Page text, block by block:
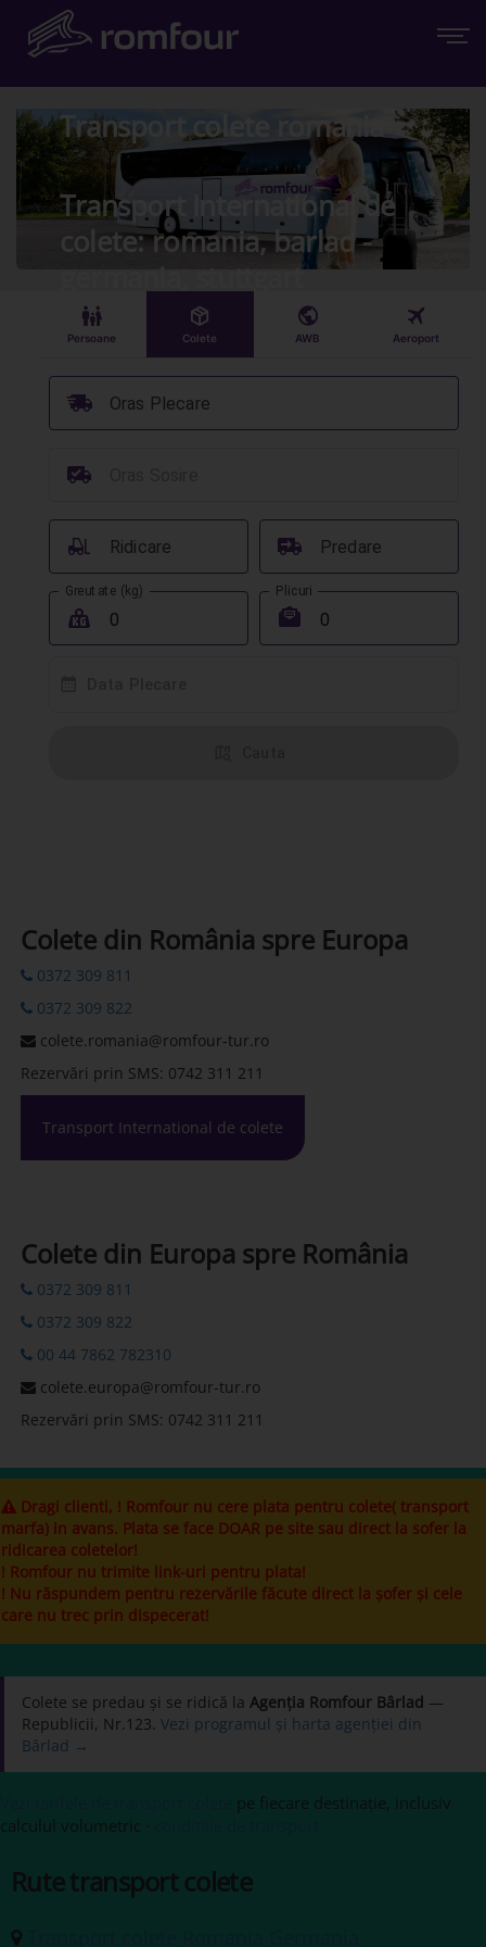
Transport colete romania
Transport International de
colete: romania, barlad -
germania, stuttgart
󱠣
Persoane
󰏗
Colete
󰇧
AWB
󰀝
Aeroport
Oras Plecare
󰞈
󰳔
Ridicare
󰟉 Predare
󰔾
Greutate (kg)
󰖢
Plicuri
󰾱
Colete din România spre Europa
0372 309 811
0372 309 822
colete.romania@romfour-tur.ro
Rezervări prin SMS: 0742 311 211
Transport International de colete
Colete din Europa spre România
0372 309 811
0372 309 822
00 44 7862 782310
colete.europa@romfour-tur.ro
Rezervări prin SMS: 0742 311 211
Dragi clienti, ! Romfour nu cere plata pentru colete( transport
marfa) in avans. Plata se face DOAR pe site sau direct la sofer la
ridicarea coletelor!
! Romfour nu trimite link-uri pentru plata!
! Nu răspundem pentru rezervările făcute direct la șofer și cele
care nu trec prin dispecerat!
Colete se predau și se ridică la Agenția Romfour Bârlad —
Republicii, Nr.123. Vezi programul și harta agenției din
Bârlad →
pe fiecare destinație, inclusiv
calculul volumetric ·
Rute transport colete